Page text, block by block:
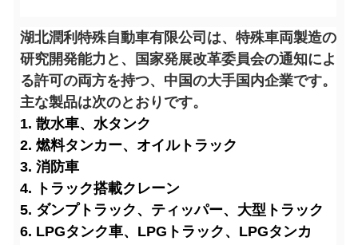
湖北潤利特殊自動車有限公司は、特殊車両製造の
研究開発能力と、国家発展改革委員会の通知によ
る許可の両方を持つ、中国の大手国内企業です。
主な製品は次のとおりです。
1. 散水車、水タンク
2. 燃料タンカー、オイルトラック
3. 消防車
4. トラック搭載クレーン
5. ダンプトラック、ティッパー、大型トラック
6. LPGタンク車、LPGトラック、LPGタンカ